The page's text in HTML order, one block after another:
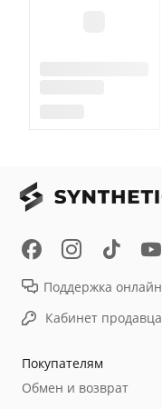
Покупателям
Обмен и возврат
Поддержка онлайн
Кабинет продавца